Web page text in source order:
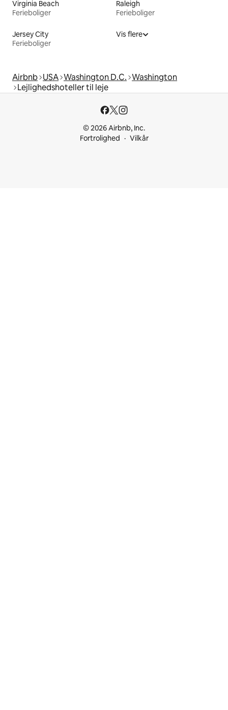
Virginia Beach
Ferieboliger
Raleigh
Ferieboliger
Jersey City
Ferieboliger
Vis flere
Airbnb USA Washington D.C. Washington
Lejlighedshoteller til leje
© 2026 Airbnb, Inc.
Fortrolighed
Vilkår